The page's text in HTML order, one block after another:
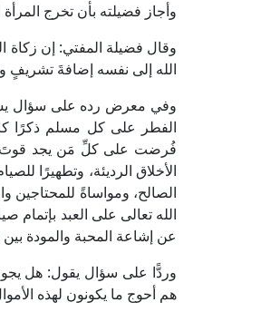
وأجاز فضيلته بأن تخرج
وقال فضيلة المفتي: إن زكاة
الله إلى نفسه إضافةَ تشريفٍ
وفي معرض رده على سؤال
الفطر على كل مسلم ذكرًا
فُرضت على كلِّ مَن يجد قوتَ
الأخلاق الرديئة، وتطهيرًا
الصالح، ومواساةً للمحتاجين
الله تعالى على العبد
عن إشاعة المحبة والمودة
وردًّا على سؤال يقول: هل
هم أحوج ما يكونون لهذه